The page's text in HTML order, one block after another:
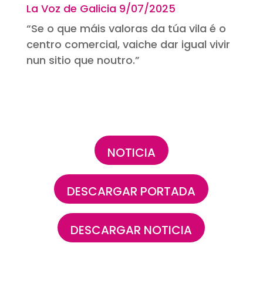
La Voz de Galicia 9/07/2025
“Se o que máis valoras da túa vila é o
centro comercial, vaiche dar igual vivir
nun sitio que noutro.”
NOTICIA
DESCARGAR PORTADA
DESCARGAR NOTICIA